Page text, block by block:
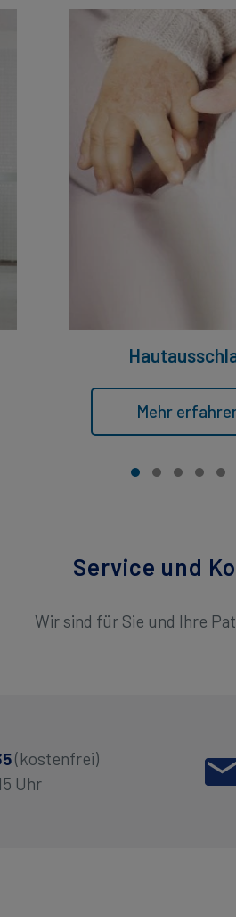
Mehr
Service und
Wir sind für Sie und Ihre
(kostenfrei)
Uhr